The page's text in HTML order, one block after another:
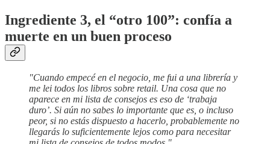
Ingrediente 3, el “otro 100”: confía a
muerte en un buen proceso
"Cuando empecé en el negocio, me fui a una librería y
me lei todos los libros sobre retail. Una cosa que no
aparece en mi lista de consejos es eso de ‘trabaja
duro’. Si aún no sabes lo importante que es, o incluso
peor, si no estás dispuesto a hacerlo, probablemente no
llegarás lo suficientemente lejos como para necesitar